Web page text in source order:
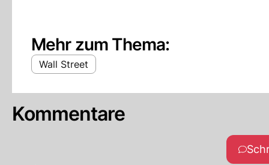
Mehr zum Thema:
Wall Street
Kommentare